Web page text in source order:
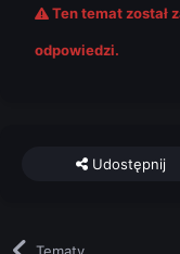
Ten temat został
odpowiedzi.
Udostępnij
Tematy